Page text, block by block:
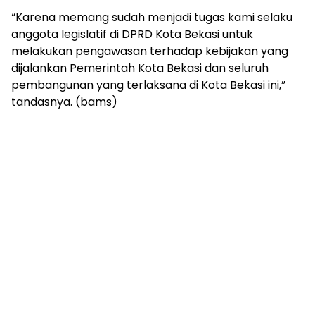
“Karena memang sudah menjadi tugas kami selaku
anggota legislatif di DPRD Kota Bekasi untuk
melakukan pengawasan terhadap kebijakan yang
dijalankan Pemerintah Kota Bekasi dan seluruh
pembangunan yang terlaksana di Kota Bekasi ini,”
tandasnya. (bams)